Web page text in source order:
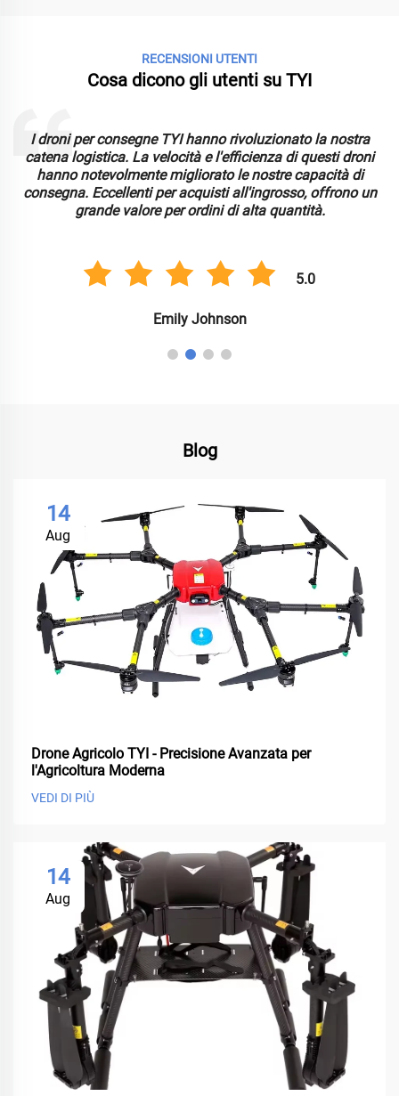
RECENSIONI UTENTI
Cosa dicono gli utenti su TYI
I droni per consegne TYI hanno rivoluzionato la nostra
catena logistica. La velocità e l'efficienza di questi droni
hanno notevolmente migliorato le nostre capacità di
consegna. Eccellenti per acquisti all'ingrosso, offrono un
grande valore per ordini di alta quantità.
5.0
Emily Johnson
Blog
14
Aug
Drone Agricolo TYI - Precisione Avanzata per
l'Agricoltura Moderna
VEDI DI PIÙ
14
Aug